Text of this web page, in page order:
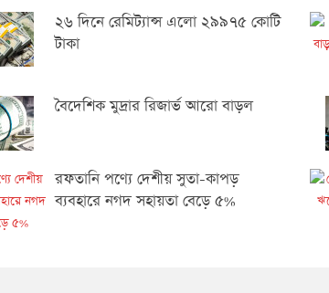
২৬ দিনে রেমিট্যান্স এলো ২৯৯৭৫ কোটি
টাকা
বৈদেশিক মুদ্রার রিজার্ভ আরো বাড়ল
রফতানি পণ্যে দেশীয় সুতা-কাপড়
ব্যবহারে নগদ সহায়তা বেড়ে ৫%